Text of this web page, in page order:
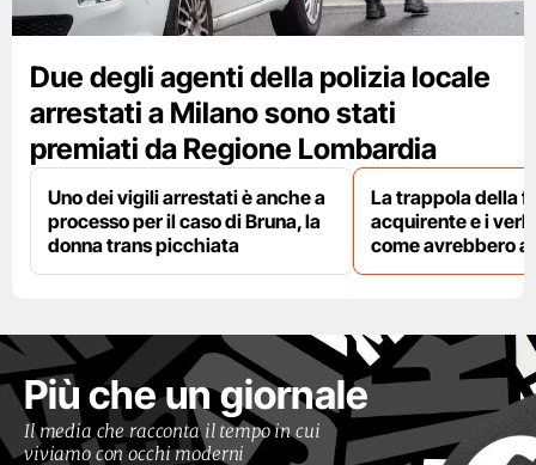
Due degli agenti della polizia locale
arrestati a Milano sono stati
premiati da Regione Lombardia
Uno dei vigili arrestati è anche a
processo per il caso di Bruna, la
donna trans picchiata
La trappola della
acquirente e i
come avrebbero
Più che un giornale
Il media che racconta il tempo in cui
viviamo con occhi moderni